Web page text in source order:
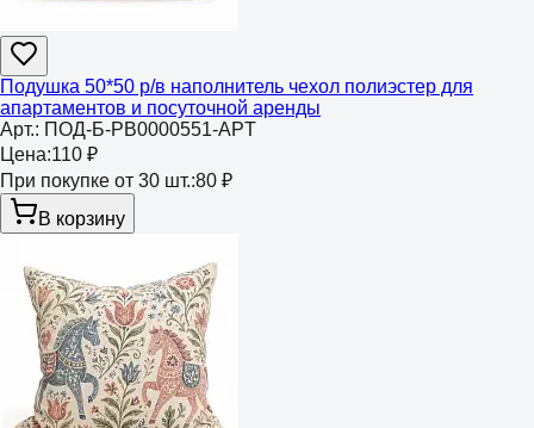
Подушка 50*50 р/в наполнитель чехол полиэстер для
апартаментов и посуточной аренды
Арт.: ПОД-Б-РВ0000551-APT
Цена:110 ₽
При покупке от 30 шт.:80 ₽
В корзину